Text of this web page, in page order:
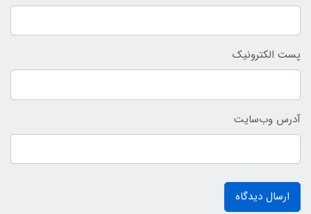
پست الکترونیک
آدرس وب‌سایت
ارسال دیدگاه